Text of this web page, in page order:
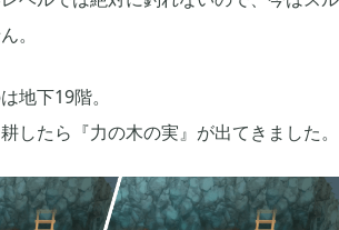
。
地下19階。
したら『力の木の実』が出てきました。
2